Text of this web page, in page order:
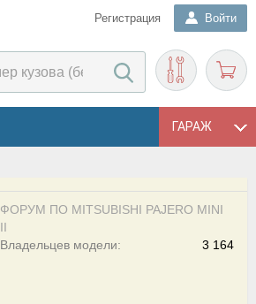
Регистрация Войти
ГАРАЖ
ФОРУМ ПО MITSUBISHI PAJERO MINI
II
3 164
Владельцев модели: